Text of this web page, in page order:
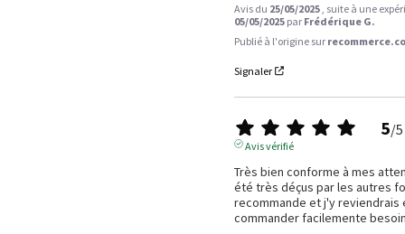
Avis du 25/05/2025 , suite à une
05/05/2025 par Frédérique G.
Publié à l'origine sur
Signaler
5/5
Avis vérifié
Très bien conforme à mes
été très déçus par les autres
recommande et j'y reviendrais
commander facilemente